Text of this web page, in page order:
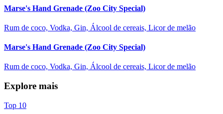
Marse's Hand Grenade (Zoo City Special)
Rum de coco, Vodka, Gin, Álcool de cereais, Licor de melão
Marse's Hand Grenade (Zoo City Special)
Rum de coco, Vodka, Gin, Álcool de cereais, Licor de melão
Explore mais
Top 10